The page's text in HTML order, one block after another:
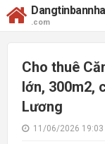
Dangtinbannha
.com
Cho thuê
lớn, 300m2,
Lương
11/06/2026 19:03